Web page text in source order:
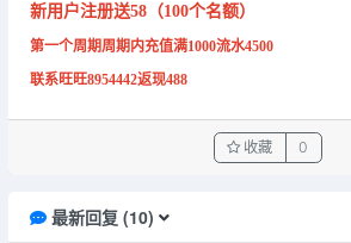
新用户注册送58（100个名额）
第一个周期周期内充值满1000流水4500
联系旺旺8954442返现488
收藏 0
最新回复(10)